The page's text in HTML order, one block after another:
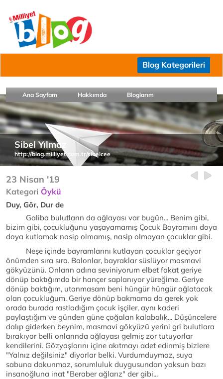
Blog Kategorileri
Ana Sayfam Hakkımda Bloglarım
Sibel Yılmaz
http://blog.milliyet.com.tr/sibelcee
23 Nisan '19
Kategori Öykü
Duy, Gör, Dur de
Galiba bulutların da ağlayası var bugün... Benim gibi,
bizim gibi, çocukluğunu yaşayamamış Çocuk Bayramını doya
doya kutlamak nasip olmamış, nasip olmayan çocuklar gibi.
Neşe içinde bayramlarını kutlayan çocuklar geçiyor
önümden sıra sıra. Balonlar, bayraklar süslüyor masmavi
gökyüzünü. Onların adına seviniyorum elbet fakat geriye
dönüp baktığımda bir hançer saplanıyor yüreğime. Geriye
dönüp baktığım, utanmasam beni hüngür hüngür ağlatacak
olan çocukluğum. Geriye dönüp bakmama da gerek yok
orada burada rastladığım çocuk işçiler, aynı kaderi
paylaştığım ve günden güne çoğalan kalabalık... Düşüncelere
dalıp giderken beynim, masmavi gökyüzü yerini gri bulutlara
bırakıyor belli onlarında ağlayası gelmiş zor tutuyorlar
kendilerini. Gözyaşlarını içine akıtmayı adet edinmiş bizlere
"Yalnız değilsiniz" diyorlar belki. Vurdumduymaz, suya
sabuna dokunmaz, sorumluluk duygusundan yoksun bazı
insanoğluna inat "Beraber ağlarız" der gibi...